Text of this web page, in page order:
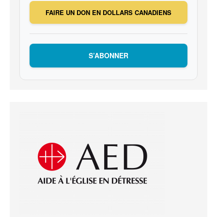
FAIRE UN DON EN DOLLARS CANADIENS
S’ABONNER